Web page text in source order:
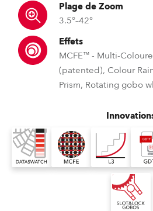
Plage de Zoom
3.5°–42°
Effets
MCFE™ - Multi-
(patented), Colour
Prism, Rotating gobo